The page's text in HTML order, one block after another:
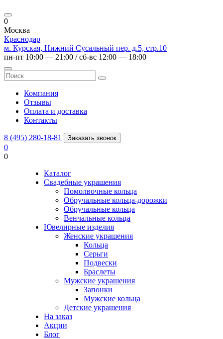
0
Москва
Краснодар
м. Курская, Нижний Сусальный пер. д.5, стр.10
пн-пт 10:00 — 21:00 / сб-вс 12:00 — 18:00
Компания
Отзывы
Оплата и доставка
Контакты
8 (495) 280-18-81 Заказать звонок
0
0
Каталог
Свадебные украшения
Помолвочные кольца
Обручальные кольца-дорожки
Обручальные кольца
Венчальные кольца
Ювелирные изделия
Женские украшения
Кольца
Серьги
Подвески
Браслеты
Мужские украшения
Запонки
Мужские кольца
Детские украшения
На заказ
Акции
Блог